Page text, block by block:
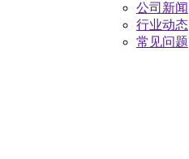
公司新闻
行业动态
常见问题